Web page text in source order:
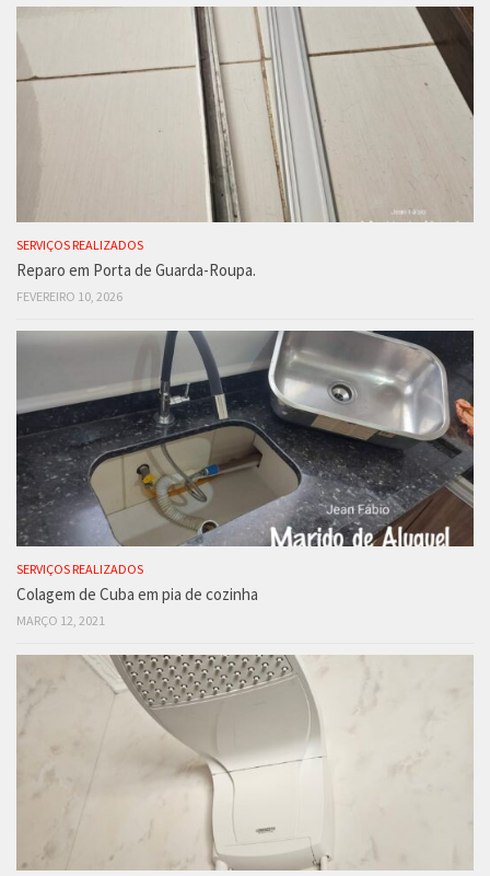
SERVIÇOS REALIZADOS
Reparo em Porta de Guarda-Roupa.
FEVEREIRO 10, 2026
SERVIÇOS REALIZADOS
Colagem de Cuba em pia de cozinha
MARÇO 12, 2021